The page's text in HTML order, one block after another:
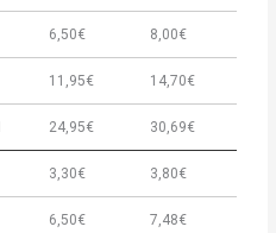
6,50€ 8,00€
11,95€ 14,70€
24,95€ 30,69€
3,30€ 3,80€
6,50€ 7,48€